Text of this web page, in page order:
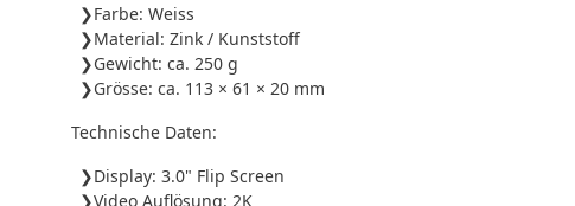
Farbe: Weiss
Material: Zink / Kunststoff
Gewicht: ca. 250 g
Grösse: ca. 113 × 61 × 20 mm
Technische Daten:
Display: 3.0" Flip Screen
Video Auflösung: 2K